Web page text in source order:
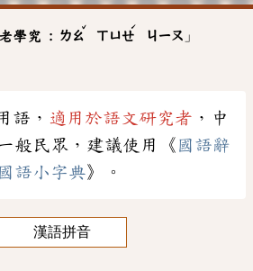
老學究 : ㄌㄠ
ˇ
ㄒㄩㄝ
ˊ
ㄐㄧㄡ 」
語， 適用於語文研究者 ，中
般民眾，建議使用《 國語辭
國語小字典》。
漢語拼音